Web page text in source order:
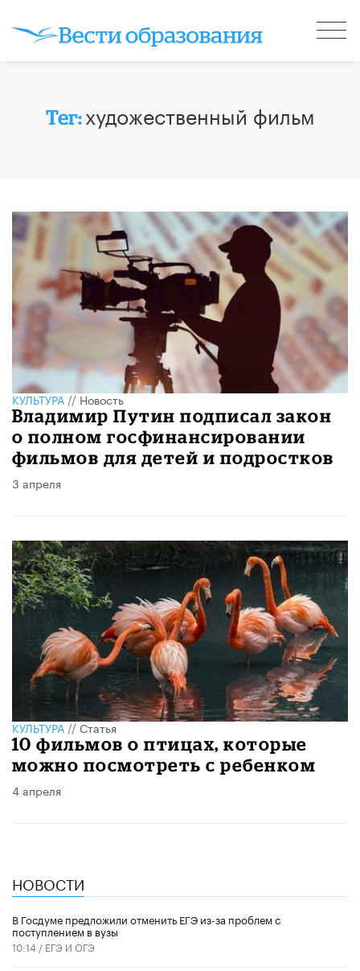
Тег:художественный фильм
КУЛЬТУРА//Новость
Владимир Путин подписал закон
о полном госфинансировании
фильмов для детей и подростков
3 апреля
КУЛЬТУРА//Статья
10 фильмов о птицах, которые
можно посмотреть с ребенком
4 апреля
НОВОСТИ
В Госдуме предложили отменить ЕГЭ из-за проблем с
поступлением в вузы
10:14 / ЕГЭ И ОГЭ